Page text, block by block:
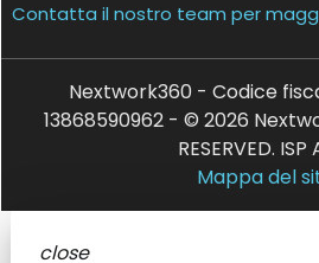
Contatta il nostro team per
Nextwork360 - Codice
13868590962 - © 2026
RESERVED. ISP
Mappa del
close